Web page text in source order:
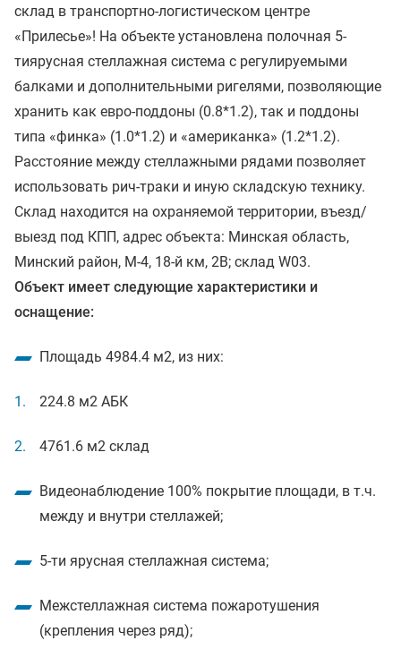
склад в транспортно-логистическом центре
«Прилесье»! На объекте установлена полочная 5-
тиярусная стеллажная система с регулируемыми
балками и дополнительными ригелями, позволяющие
хранить как евро-поддоны (0.8*1.2), так и поддоны
типа «финка» (1.0*1.2) и «американка» (1.2*1.2).
Расстояние между стеллажными рядами позволяет
использовать рич-траки и иную складскую технику.
Склад находится на охраняемой территории, въезд/
выезд под КПП, адрес объекта: Минская область,
Минский район, М-4, 18-й км, 2В; склад W03.
Объект имеет следующие характеристики и
оснащение:
Площадь 4984.4 м2, из них:
224.8 м2 АБК
4761.6 м2 склад
Видеонаблюдение 100% покрытие площади, в т.ч.
между и внутри стеллажей;
5-ти ярусная стеллажная система;
Межстеллажная система пожаротушения
(крепления через ряд);